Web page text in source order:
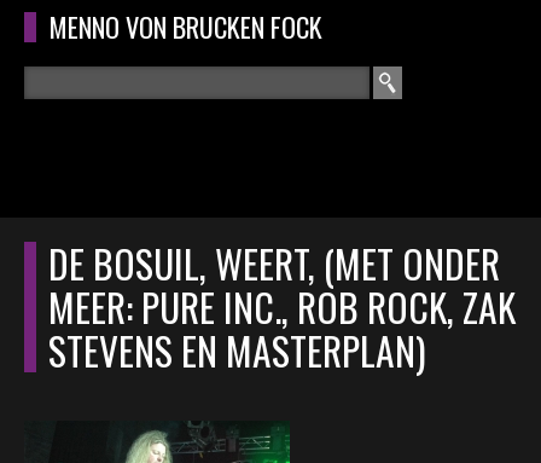
Overslaan en naar de algemene inhoud gaan
MENNO VON BRUCKEN FOCK
ZOEKVELD
HOOFDMENU HOME
CURRICULUM
RECENSIES
CONCERTEN
DE BOSUIL, WEERT, (MET ONDER
MEER: PURE INC., ROB ROCK, ZAK
STEVENS EN MASTERPLAN)